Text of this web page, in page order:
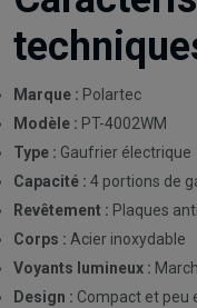
Marque : Polartec
Modèle : PT-4002WM
Type : Gaufrier électrique
Capacité : 4 portions de
Revêtement : Plaques
Corps : Acier inoxydable
Voyants lumineux :
Design : Compact et peu